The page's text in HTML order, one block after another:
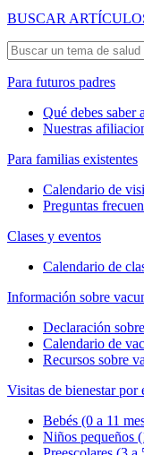
BUSCAR
Para futuros padres
Qué debes saber
Nuestras
Para familias existentes
Calendario de
Preguntas
Clases y eventos
Calendario de
Información sobre
Declaración
Calendario de
Recursos sobre
Visitas de bienestar por
Bebés (0 a 11
Niños pequeños